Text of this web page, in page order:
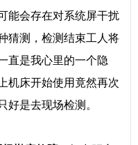
能会存在对系统屏干扰
猜测，检测结束工人将
直是我心里的一个隐
机床开始使用竟然再次
好是去现场检测。